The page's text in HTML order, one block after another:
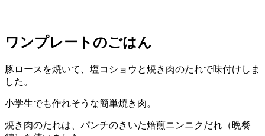
ワンプレートのごはん
豚ロースを焼いて、塩コショウと焼き肉のたれで味付けしま
した。
小学生でも作れそうな簡単焼き肉。
焼き肉のたれは、パンチのきいた焙煎ニンニクだれ（晩餐